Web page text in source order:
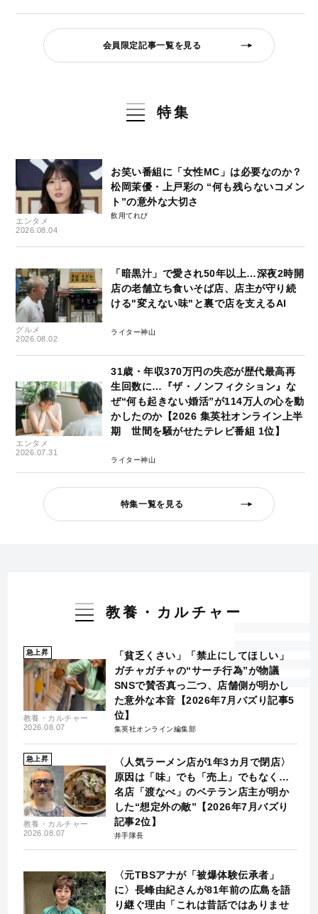
会員限定記事一覧を見る
特集
エンタメ
2026.08.04
お笑い番組に「女性MC」は必要なのか？
松岡茉優・上戸彩の “何も残らないコメン
ト”の意外な大切さ
飲用てれび
グルメ
2026.08.02
「暗黒汁」で愛され50年以上…深夜2時開
店の老舗立ち食いそば店、店主が守り続
ける"変えない味"と裏で店を支えるAI
ライター神山
エンタメ
2026.07.31
31歳・年収370万円の失恋が歴代最高再
生回数に…『ザ・ノンフィクション』な
ぜ“何も起きない婚活”が114万人の心を動
かしたのか【2026 集英社オンライン上半
期 世間を騒がせたテレビ番組 1位】
ライター神山
特集一覧を見る
教養・カルチャー
急上昇
教養・カルチャー
2026.08.07
「貧乏くさい」「禁止にしてほしい」
ガチャガチャの“サーチ行為”が物議
SNSで賛否真っ二つ、店舗側が明かし
た意外な本音【2026年7月バズり記事5
位】
集英社オンライン編集部
急上昇
教養・カルチャー
2026.08.07
〈人気ラーメン店が1年3カ月で閉店〉
原因は「味」でも「売上」でもなく…
名店「渡なべ」のベテラン店主が明か
した“想定外の敵”【2026年7月バズり
記事2位】
井手隊長
〈元TBSアナが「被爆体験伝承者」
に〉長峰由紀さんが81年前の広島を語
り継ぐ理由「これは昔話ではありませ